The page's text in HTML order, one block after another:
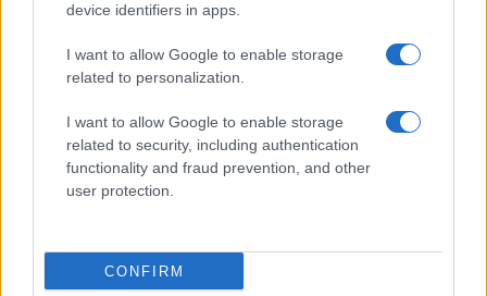
device identifiers in apps.
I want to allow Google to enable storage
related to personalization.
I want to allow Google to enable storage
related to security, including authentication
functionality and fraud prevention, and other
user protection.
CONFIRM
Ροή Ειδήσεων
ΣΑΝ ΣΗΜΕΡΑ – 6 Αυγούστου 1870:
Μάχες του Spicheren και του Wörth, ο
γερμανικός στρατός διαλύει τους
20:01